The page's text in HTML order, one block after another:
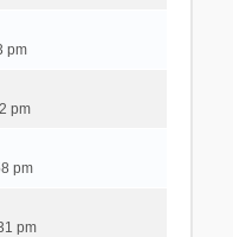
pm
pm
pm
pm